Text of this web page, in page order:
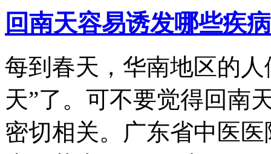
回南天容易诱发哪些疾
每到春天，华南地区的
天”了。可不要觉得回南
密切相关。广东省中医